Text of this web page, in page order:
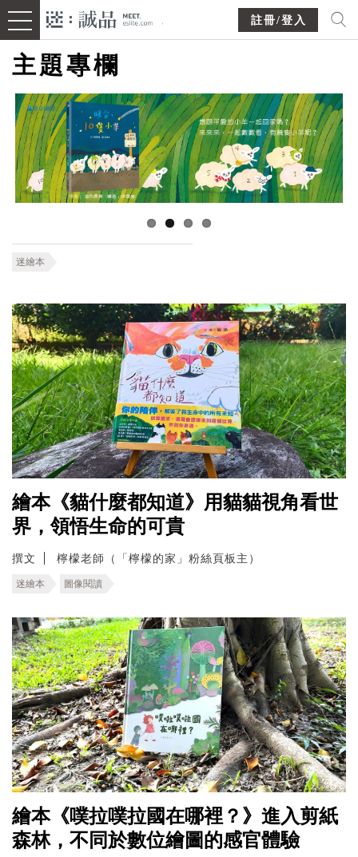
註冊/登入
主題專欄
迷繪本
繪本《貓什麼都知道》用貓貓視角看世
界，領悟生命的可貴
撰文 檸檬老師（「檸檬的家」粉絲頁板主）
迷繪本 圖像閱讀
繪本《噗拉噗拉國在哪裡？》進入剪紙
森林，不同於數位繪圖的感官體驗